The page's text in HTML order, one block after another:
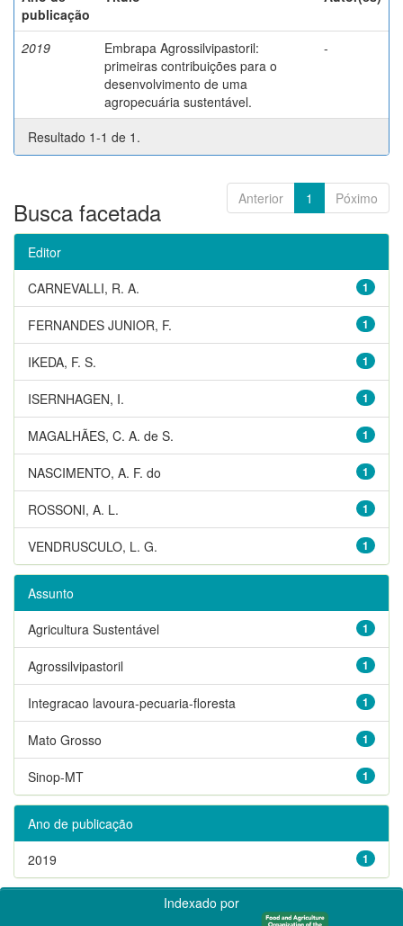
publicação
2019
Embrapa Agrossilvipastoril:
primeiras contribuições para o
desenvolvimento de uma
agropecuária sustentável.
-
Resultado 1-1 de 1.
Anterior 1 Póximo
Busca facetada
Editor
1
CARNEVALLI, R. A.
1
FERNANDES JUNIOR, F.
1
IKEDA, F. S.
1
ISERNHAGEN, I.
1
MAGALHÃES, C. A. de S.
1
NASCIMENTO, A. F. do
1
ROSSONI, A. L.
1
VENDRUSCULO, L. G.
Assunto
1
Agricultura Sustentável
1
Agrossilvipastoril
1
Integracao lavoura-pecuaria-floresta
1
Mato Grosso
1
Sinop-MT
Ano de publicação
1
2019
Indexado por